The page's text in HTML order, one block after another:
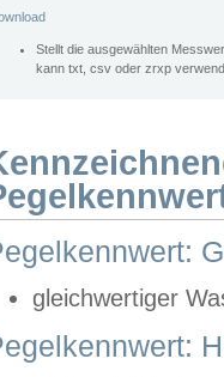
Stellt die ausgewählten
kann txt, csv oder zrxp
gleichwertiger